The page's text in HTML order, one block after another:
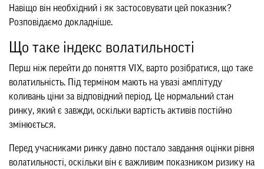
Навіщо він необхідний і як застосовувати цей показник?
Розповідаємо докладніше.
Що таке індекс волатильності
Перш ніж перейти до поняття VIX, варто розібратися, що таке
волатильність. Під терміном мають на увазі амплітуду
коливань ціни за відповідний період. Це нормальний стан
ринку, який є завжди, оскільки вартість активів постійно
змінюється.
Перед учасниками ринку давно постало завдання оцінки рівня
волатильності, оскільки він є важливим показником ризику на